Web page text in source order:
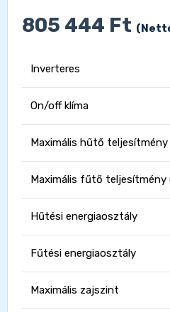
805 444 Ft
Inverteres
On/off klíma
Maximális hűtő teljesítmény
Maximális fűtő teljesítmény
Hűtési energiaosztály
Fűtési energiaosztály
Maximális zajszint